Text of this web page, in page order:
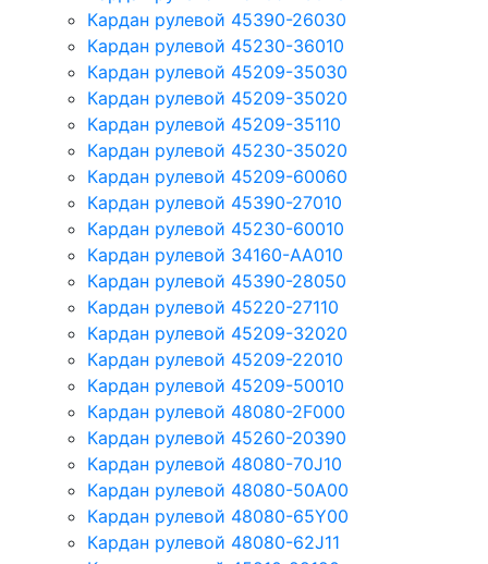
Кардан рулевой 45390-26030
Кардан рулевой 45230-36010
Кардан рулевой 45209-35030
Кардан рулевой 45209-35020
Кардан рулевой 45209-35110
Кардан рулевой 45230-35020
Кардан рулевой 45209-60060
Кардан рулевой 45390-27010
Кардан рулевой 45230-60010
Кардан рулевой 34160-AA010
Кардан рулевой 45390-28050
Кардан рулевой 45220-27110
Кардан рулевой 45209-32020
Кардан рулевой 45209-22010
Кардан рулевой 45209-50010
Кардан рулевой 48080-2F000
Кардан рулевой 45260-20390
Кардан рулевой 48080-70J10
Кардан рулевой 48080-50A00
Кардан рулевой 48080-65Y00
Кардан рулевой 48080-62J11